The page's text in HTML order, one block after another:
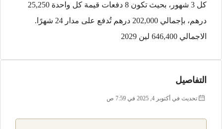
كل 3 شهور، بحيث تكون 8 دفعات قيمة كل واحدة 25,250
درهم، بإجمالي 202,000 درهم تُدفع على مدار 24 شهرًا.
الاجمالي 646,400 لين 2029
التفاصيل
تحديث في أكتوبر 4, 2025 في 7:59 ص